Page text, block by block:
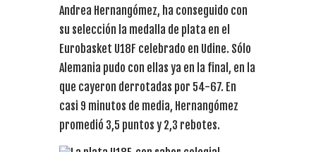
Andrea Hernangómez, ha conseguido con
su selección la medalla de plata en el
Eurobasket U18F celebrado en Udine. Sólo
Alemania pudo con ellas ya en la final, en la
que cayeron derrotadas por 54-67. En
casi 9 minutos de media, Hernangómez
promedió 3,5 puntos y 2,3 rebotes.